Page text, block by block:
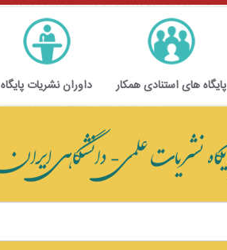
پایگاه های استنادی همکار داوران نشریات پایگاه